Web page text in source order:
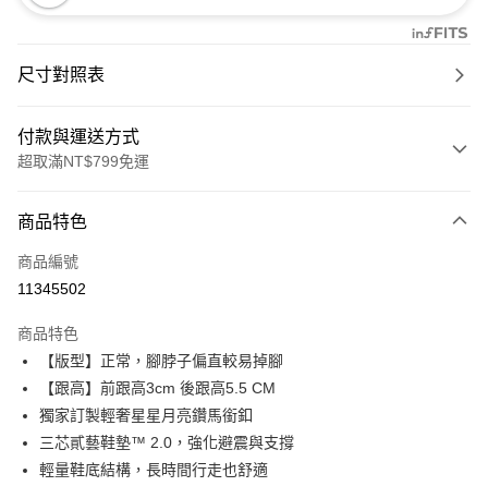
尺寸對照表
付款與運送方式
超取滿NT$799免運
信用卡一次付款
超商取貨付款
Apple Pay
街口支付
Google Pay
大哥付你分期
商品特色
商品編號
11345502
商品特色
【版型】正常，腳脖子偏直較易掉腳
【跟高】前跟高3cm 後跟高5.5 CM
獨家訂製輕奢星星月亮鑽馬銜釦
三芯貳藝鞋墊™ 2.0，強化避震與支撐
輕量鞋底結構，長時間行走也舒適